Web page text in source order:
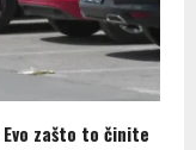
zašto to činite